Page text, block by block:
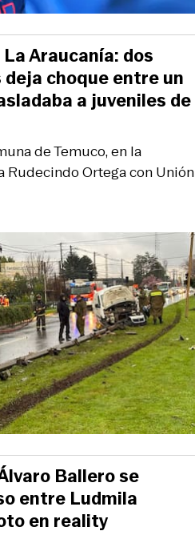
de Temuco, en la
Rudecindo Ortega con Unión
Araucanía: dos
choque entre un
a juveniles de
Ballero se
entre Ludmila
en reality